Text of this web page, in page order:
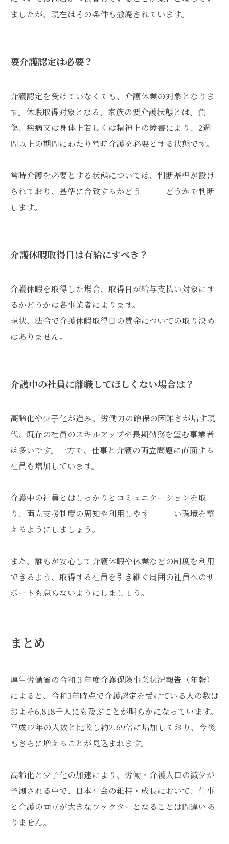
ましたが、現在はその条件も撤廃されています。
要介護認定は必要？
介護認定を受けていなくても、介護休業の対象となりま
す。休暇取得対象となる、家族の要介護状態とは、負
傷、疾病又は身体上若しくは精神上の障害により、2週
間以上の期間にわたり常時介護を必要とする状態です。
常時介護を必要とする状態については、判断基準が設け
られており、基準に合致するかどう どうかで判断
します。
介護休暇取得日は有給にすべき？
介護休暇を取得した場合、取得日が給与支払い対象にす
るかどうかは各事業者によります。
現状、法令で介護休暇取得日の賃金についての取り決め
はありません。
介護中の社員に離職してほしくない場合は？
高齢化や少子化が進み、労働力の確保の困難さが増す現
代、既存の社員のスキルアップや長期勤務を望む事業者
は多いです。一方で、仕事と介護の両立問題に直面する
社員も増加しています。
介護中の社員とはしっかりとコミュニケーションを取
り、両立支援制度の周知や利用しやす い環境を整
えるようにしましょう。
また、誰もが安心して介護休暇や休業などの制度を利用
できるよう、取得する社員を引き継ぐ周囲の社員へのサ
ポートも怠らないようにしましょう。
まとめ
厚生労働省の令和３年度介護保険事業状況報告（年報）
によると、令和3年時点で介護認定を受けている人の数は
およそ6,818千人にも及ぶことが明らかになっています。
平成12年の人数と比較し約2.69倍に増加しており、今後
もさらに増えることが見込まれます。
高齢化と少子化の加速により、労働・介護人口の減少が
予測される中で、日本社会の維持・成長において、仕事
と介護の両立が大きなファクターとなることは間違いあ
りません。